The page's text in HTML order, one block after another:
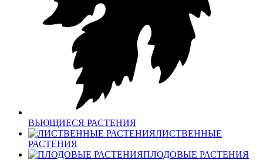
ВЬЮЩИЕСЯ РАСТЕНИЯ
ЛИСТВЕННЫЕ
РАСТЕНИЯ
ПЛОДОВЫЕ РАСТЕНИЯ